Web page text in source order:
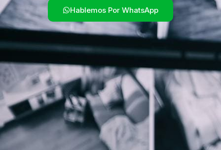
Hablemos Por WhatsApp